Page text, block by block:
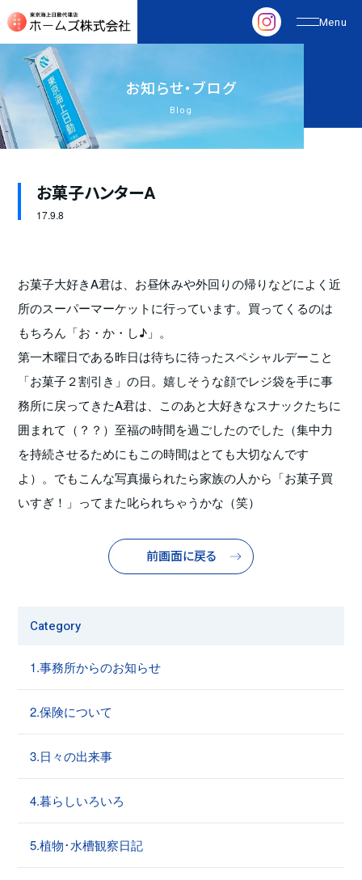
お知らせ・ブログ
Blog
お菓子ハンターA
17.9.8
お菓子大好きA君は、お昼休みや外回りの帰りなどによく近
所のスーパーマーケットに行っています。買ってくるのは
もちろん「お・か・し♪」。
第一木曜日である昨日は待ちに待ったスペシャルデーこと
「お菓子２割引き」の日。嬉しそうな顔でレジ袋を手に事
務所に戻ってきたA君は、このあと大好きなスナックたちに
囲まれて（？？）至福の時間を過ごしたのでした（集中力
を持続させるためにもこの時間はとても大切なんです
よ）。でもこんな写真撮られたら家族の人から「お菓子買
いすぎ！」ってまた叱られちゃうかな（笑）
前画面に戻る
Category
1.事務所からのお知らせ
2.保険について
3.日々の出来事
4.暮らしいろいろ
5.植物･水槽観察日記